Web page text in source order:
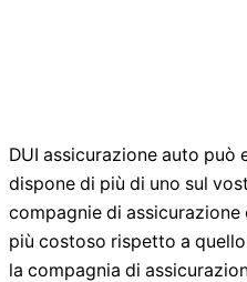
DUI assicurazione auto
dispone di più di uno sul
compagnie di assicurazione
più costoso rispetto a
la compagnia di